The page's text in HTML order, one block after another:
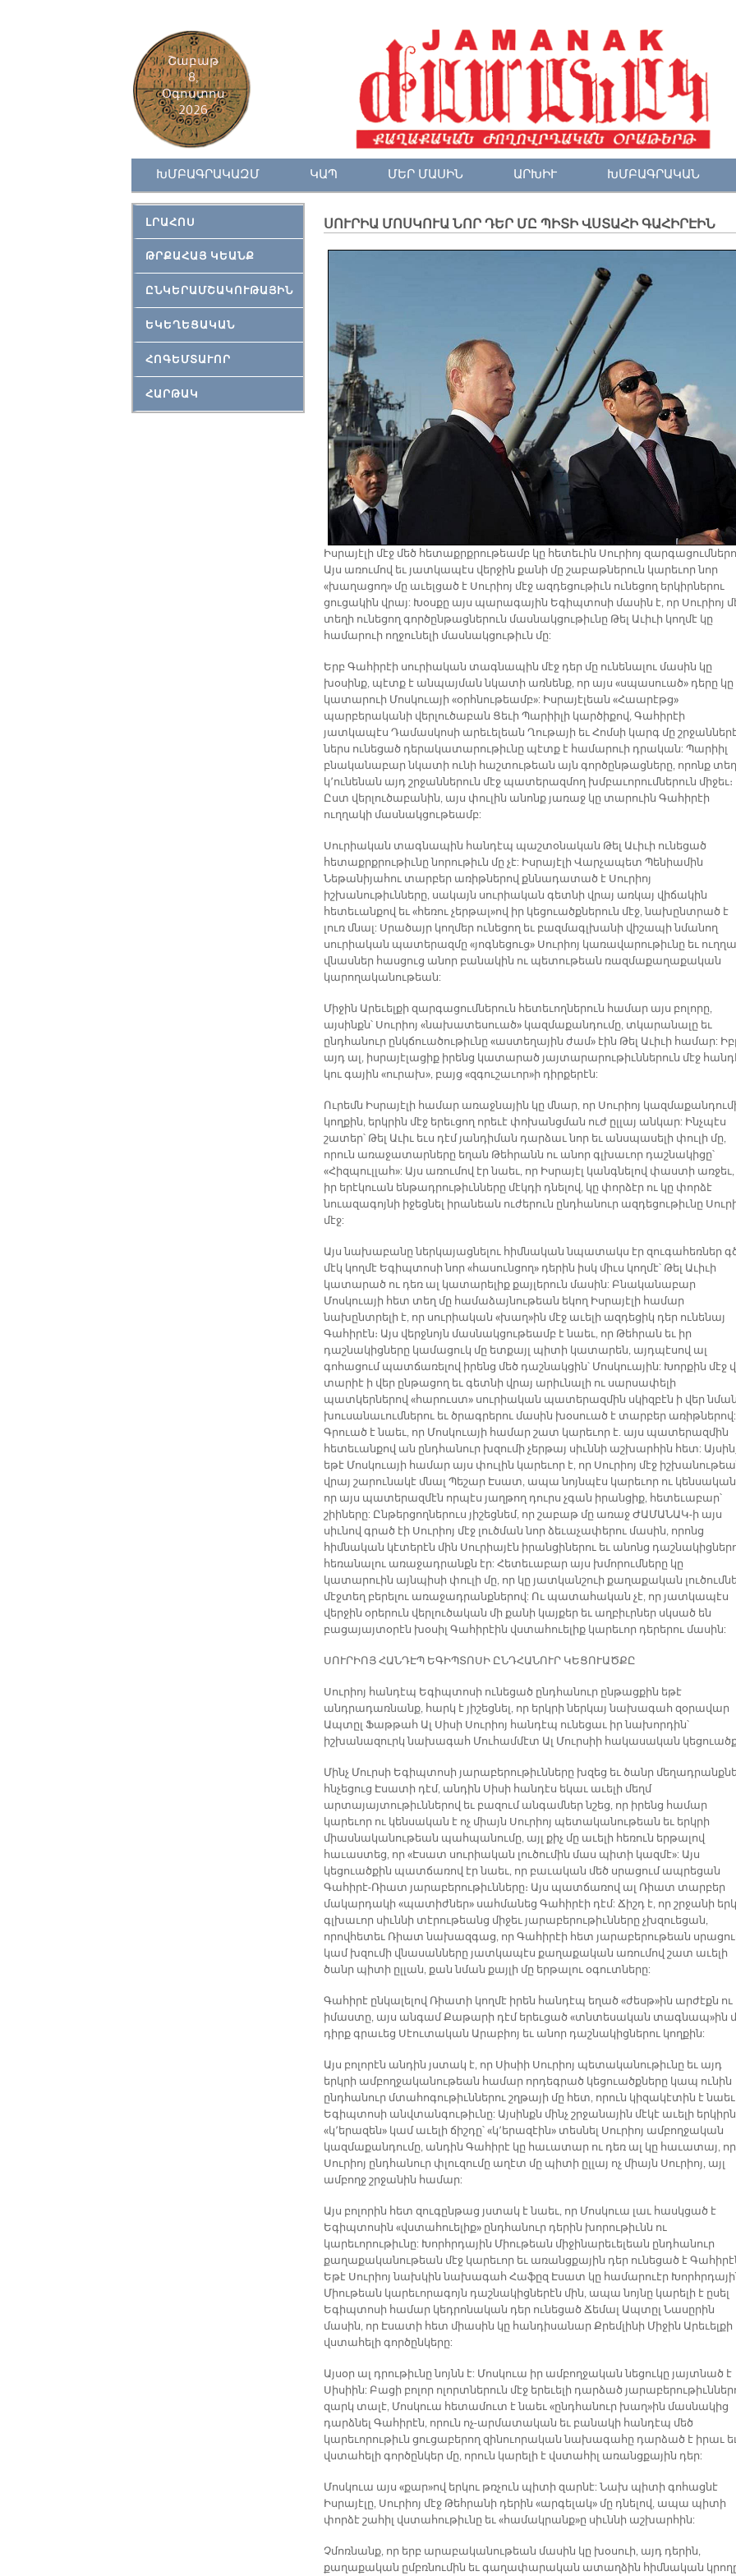
Շաբաթ
8,
Օգոստոս
2026
ԽՄԲԱԳՐԱԿԱԶՄ ԿԱՊ ՄԵՐ ՄԱՍԻՆ ԱՐԽԻՒ ԽՄԲԱԳՐԱԿԱՆ
ԼՐԱՀՈՍ
ԹՐՔԱՀԱՅ ԿԵԱՆՔ
ԸՆԿԵՐԱՄՇԱԿՈՒԹԱՅԻՆ
ԵԿԵՂԵՑԱԿԱՆ
ՀՈԳԵՄՏԱՒՈՐ
ՀԱՐԹԱԿ
ՍՈՒՐԻԱ ՄՈՍԿՈՒԱ ՆՈՐ ԴԵՐ ՄԸ ՊԻՏԻ ՎՍՏԱՀԻ ԳԱՀԻՐԷԻՆ
Իսրայէլի մէջ մեծ հետաքրքրութեամբ կը հետեւին Սուրիոյ
Այս առումով եւ յատկապէս վերջին քանի մը շաբաթներուն կարեւոր նոր
«խաղացող» մը աւելցած է Սուրիոյ մէջ ազդեցութիւն ունեցող երկիրներու
ցուցակին վրայ: Խօսքը այս պարագային Եգիպտոսի մասին է, որ Սուրիոյ
տեղի ունեցող գործընթացներուն մասնակցութիւնը Թել Աւիւի կողմէ կը
համարուի ողջունելի մասնակցութիւն մը:
Երբ Գահիրէի սուրիական տագնապին մէջ դեր մը ունենալու մասին կը
խօսինք, պէտք է անպայման նկատի առնենք, որ այս «սպասուած» դերը կը
կատարուի Մոսկուայի «օրհնութեամբ»: Իսրայէլեան «Հաարէթց»
պարբերականի վերլուծաբան Ցեւի Պարիիլի կարծիքով, Գահիրէի
յատկապէս Դամասկոսի արեւելեան Ղութայի եւ Հոմսի կարգ մը
ներս ունեցած դերակատարութիւնը պէտք է համարուի դրական: Պարիիլ
բնականաբար նկատի ունի հաշտութեան այն գործընթացները, որոնք
կ՚ունենան այդ շրջաններուն մէջ պատերազմող խմբաւորումներուն միջեւ։
Ըստ վերլուծաբանին, այս փուլին անոնք յառաջ կը տարուին Գահիրէի
ուղղակի մասնակցութեամբ:
Սուրիական տագնապին հանդէպ պաշտօնական Թել Աւիւի ունեցած
հետաքրքրութիւնը նորութիւն մը չէ: Իսրայէլի Վարչապետ Պենիամին
Նեթանիյահու տարբեր առիթներով քննադատած է Սուրիոյ
իշխանութիւնները, սակայն սուրիական գետնի վրայ առկայ վիճակին
հետեւանքով եւ «հեռու չերթալ»ով իր կեցուածքներուն մէջ, նախընտրած է
լուռ մնալ: Սրածայր կողմեր ունեցող եւ բազմագլխանի վիշապի նմանող
սուրիական պատերազմը «յոգնեցուց» Սուրիոյ կառավարութիւնը եւ
վնասներ հասցուց անոր բանակին ու պետութեան ռազմաքաղաքական
կարողականութեան:
Միջին Արեւելքի զարգացումներուն հետեւողներուն համար այս բոլորը,
այսինքն՝ Սուրիոյ «նախատեսուած» կազմաքանդումը, տկարանալը եւ
ընդհանուր ընկճուածութիւնը «աստեղային ժամ» էին Թել Աւիւի համար:
այդ ալ, իսրայէլացիք իրենց կատարած յայտարարութիւններուն մէջ
կու գային «ուրախ», բայց «զգուշաւոր»ի դիրքերէն:
Ուրեմն Իսրայէլի համար առաջնային կը մնար, որ Սուրիոյ
կողքին, երկրին մէջ երեւցող որեւէ փոխանցման ուժ ըլլայ անկար: Ինչպէս
շատեր՝ Թել Աւիւ եւս դէմ յանդիման դարձաւ նոր եւ անսպասելի փուլի մը,
որուն առաջատարները եղան Թեհրանն ու անոր գլխաւոր դաշնակիցը՝
«Հիզպուլլահ»: Այս առումով էր նաեւ, որ Իսրայէլ կանգնելով փաստի առջեւ,
իր երէկուան ենթադրութիւնները մէկդի դնելով, կը փորձէր ու կը փորձէ
նուազագոյնի իջեցնել իրանեան ուժերուն ընդհանուր ազդեցութիւնը
մէջ:
Այս նախաբանը ներկայացնելու հիմնական նպատակս էր զուգահեռներ
մէկ կողմէ Եգիպտոսի նոր «հասունցող» դերին իսկ միւս կողմէ՝ Թել Աւիւի
կատարած ու դեռ ալ կատարելիք քայլերուն մասին: Բնականաբար
Մոսկուայի հետ տեղ մը համաձայնութեան եկող Իսրայէլի համար
նախընտրելի է, որ սուրիական «խաղ»ին մէջ աւելի ազդեցիկ դեր ունենայ
Գահիրէն։ Այս վերջնոյն մասնակցութեամբ է նաեւ, որ Թեհրան եւ իր
դաշնակիցները կամացուկ մը ետքայլ պիտի կատարեն, այդպէսով ալ
գոհացում պատճառելով իրենց մեծ դաշնակցին՝ Մոսկուային: Խորքին մէջ
տարիէ ի վեր ընթացող եւ գետնի վրայ արիւնալի ու սարսափելի
պատկերներով «հարուստ» սուրիական պատերազմին սկիզբէն ի վեր նման
խուսանաւումներու եւ ծրագրերու մասին խօսուած է տարբեր առիթներով:
Գրուած է նաեւ, որ Մոսկուայի համար շատ կարեւոր է. այս պատերազմին
հետեւանքով ան ընդհանուր խզումի չերթայ սիւննի աշխարհին հետ:
եթէ Մոսկուայի համար այս փուլին կարեւոր է, որ Սուրիոյ մէջ
վրայ շարունակէ մնալ Պեշար Էսատ, ապա նոյնպէս կարեւոր ու կենսական
որ այս պատերազմէն որպէս յաղթող դուրս չգան իրանցիք, հետեւաբար՝
շիիները: Ընթերցողներուս յիշեցնեմ, որ շաբաթ մը առաջ ԺԱՄԱՆԱԿ-ի այս
սիւնով գրած էի Սուրիոյ մէջ լուծման նոր ձեւաչափերու մասին, որոնց
հիմնական կէտերէն մին Սուրիայէն իրանցիներու եւ անոնց
հեռանալու առաջադրանքն էր: Հետեւաբար այս խմորումները կը
կատարուին այնպիսի փուլի մը, որ կը յատկանշուի քաղաքական
մէջտեղ բերելու առաջադրանքներով: Ու պատահական չէ, որ յատկապէս
վերջին օրերուն վերլուծական մի քանի կայքեր եւ աղբիւրներ սկսած են
բացայայտօրէն խօսիլ Գահիրէին վստահուելիք կարեւոր դերերու մասին:
ՍՈՒՐԻՈՅ ՀԱՆԴԷՊ ԵԳԻՊՏՈՍԻ ԸՆԴՀԱՆՈՒՐ ԿԵՑՈՒԱԾՔԸ
Սուրիոյ հանդէպ Եգիպտոսի ունեցած ընդհանուր ընթացքին եթէ
անդրադառնանք, հարկ է յիշեցնել, որ երկրի ներկայ նախագահ զօրավար
Ապտըլ Ֆաթթահ Ալ Սիսի Սուրիոյ հանդէպ ունեցաւ իր նախորդին՝
իշխանազուրկ նախագահ Մուհամմէտ Ալ Մուրսիի հակասական
Մինչ Մուրսի Եգիպտոսի յարաբերութիւնները խզեց եւ ծանր
հնչեցուց Էսատի դէմ, անդին Սիսի հանդէս եկաւ աւելի մեղմ
արտայայտութիւններով եւ բազում անգամներ նշեց, որ իրենց համար
կարեւոր ու կենսական է ոչ միայն Սուրիոյ պետականութեան եւ երկրի
միասնականութեան պահպանումը, այլ քիչ մը աւելի հեռուն երթալով
հաւաստեց, որ «Էսատ սուրիական լուծումին մաս պիտի կազմէ»: Այս
կեցուածքին պատճառով էր նաեւ, որ բաւական մեծ սրացում ապրեցան
Գահիրէ-Ռիատ յարաբերութիւնները։ Այս պատճառով ալ Ռիատ տարբեր
մակարդակի «պատիժներ» սահմանեց Գահիրէի դէմ: Ճիշդ է, որ շրջանի
գլխաւոր սիւննի տէրութեանց միջեւ յարաբերութիւնները չխզուեցան,
որովհետեւ Ռիատ նախազգաց, որ Գահիրէի հետ յարաբերութեան
կամ խզումի վնասանները յատկապէս քաղաքական առումով շատ աւելի
ծանր պիտի ըլլան, քան նման քայլի մը երթալու օգուտները:
Գահիրէ ընկալելով Ռիատի կողմէ իրեն հանդէպ եղած «ժեսթ»ին արժէքն ու
իմաստը, այս անգամ Քաթարի դէմ երեւցած «տնտեսական տագնապ»ին
դիրք գրաւեց Սէուտական Արաբիոյ եւ անոր դաշնակիցներու կողքին:
Այս բոլորէն անդին յստակ է, որ Սիսիի Սուրիոյ պետականութիւնը եւ այդ
երկրի ամբողջականութեան համար որդեգրած կեցուածքները կապ ունին
ընդհանուր մտահոգութիւններու շղթայի մը հետ, որուն կիզակէտին է նաեւ
Եգիպտոսի անվտանգութիւնը: Այսինքն մինչ շրջանային մէկէ աւելի
«կ՚երազեն» կամ աւելի ճիշդը՝ «կ՚երազէին» տեսնել Սուրիոյ ամբողջական
կազմաքանդումը, անդին Գահիրէ կը հաւատար ու դեռ ալ կը հաւատայ, որ
Սուրիոյ ընդհանուր փլուզումը աղէտ մը պիտի ըլլայ ոչ միայն Սուրիոյ, այլ
ամբողջ շրջանին համար:
Այս բոլորին հետ զուգընթաց յստակ է նաեւ, որ Մոսկուա լաւ հասկցած է
Եգիպտոսին «վստահուելիք» ընդհանուր դերին խորութիւնն ու
կարեւորութիւնը: Խորհրդային Միութեան միջինարեւելեան ընդհանուր
քաղաքականութեան մէջ կարեւոր եւ առանցքային դեր ունեցած է
Եթէ Սուրիոյ նախկին նախագահ Հաֆըզ Էսատ կը համարուէր
Միութեան կարեւորագոյն դաշնակիցներէն մին, ապա նոյնը կարելի է ըսել
Եգիպտոսի համար կեդրոնական դեր ունեցած Ճեմալ Ապտըլ Նասըրին
մասին, որ Էսատի հետ միասին կը հանդիսանար Քրեմլինի Միջին Արեւելքի
վստահելի գործընկերը:
Այսօր ալ դրութիւնը նոյնն է: Մոսկուա իր ամբողջական նեցուկը յայտնած է
Սիսիին: Բացի բոլոր ոլորտներուն մէջ երեւելի դարձած
զարկ տալէ, Մոսկուա հետամուտ է նաեւ «ընդհանուր խաղ»ին մասնակից
դարձնել Գահիրէն, որուն ոչ-արմատական եւ բանակի հանդէպ մեծ
կարեւորութիւն ցուցաբերող զինուորական նախագահը դարձած է իրաւ
վստահելի գործընկեր մը, որուն կարելի է վստահիլ առանցքային դեր:
Մոսկուա այս «քար»ով երկու թռչուն պիտի զարնէ: Նախ պիտի գոհացնէ
Իսրայէլը, Սուրիոյ մէջ Թեհրանի դերին «արգելակ» մը դնելով, ապա պիտի
փորձէ շահիլ վստահութիւնը եւ «համակրանք»ը սիւննի աշխարհին:
Չմոռնանք, որ երբ արաբականութեան մասին կը խօսուի, այդ դերին,
քաղաքական ըմբռնումին եւ գաղափարական ատաղձին հիմնական